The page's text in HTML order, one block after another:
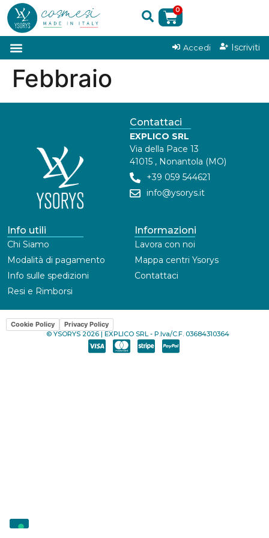
0
Accedi Iscriviti
Febbraio
Contattaci
EXPLICO SRL
Via della Pace 13
41015 , Nonantola (MO)
+39 059 544621
info@ysorys.it
Info utili
Chi Siamo
Modalità di pagamento
Info sulle spedizioni
Resi e Rimborsi
Informazioni
Lavora con noi
Mappa centri Ysorys
Contattaci
Cookie Policy
Privacy Policy
© YSORYS 2026 | EXPLICO SRL - P.Iva/C.F. 03684310364